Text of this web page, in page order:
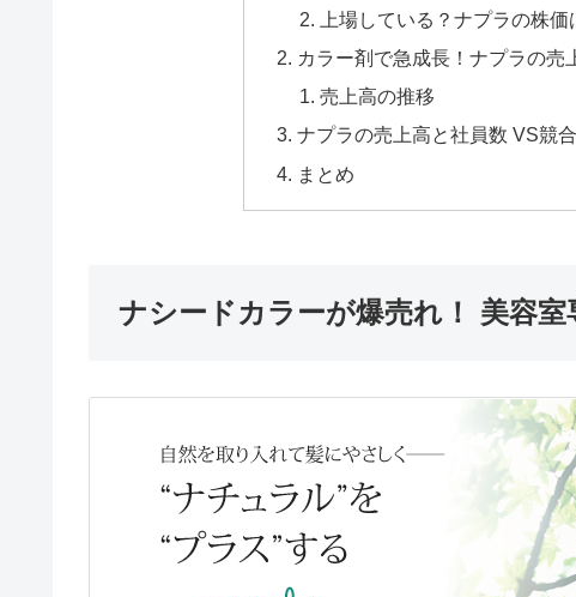
上場している？ナプラの株価
カラー剤で急成長！ナプラの売
売上高の推移
ナプラの売上高と社員数 VS競
まとめ
ナシードカラーが爆売れ！ 美容